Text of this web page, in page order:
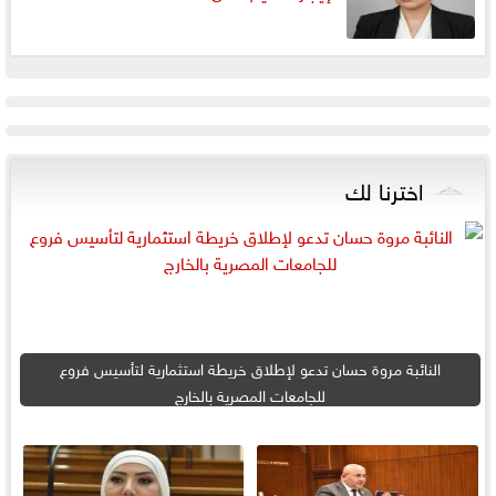
اخترنا لك
النائبة مروة حسان تدعو لإطلاق خريطة استثمارية لتأسيس فروع
للجامعات المصرية بالخارج